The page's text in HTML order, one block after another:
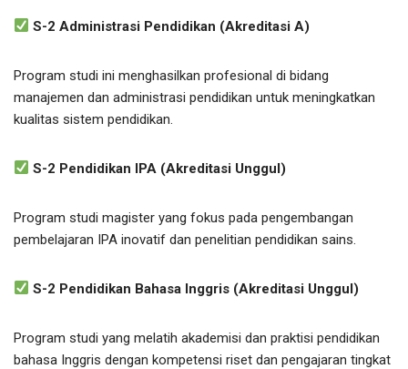
S-2 Administrasi Pendidikan (Akreditasi A)
Program studi ini menghasilkan profesional di bidang
manajemen dan administrasi pendidikan untuk meningkatkan
kualitas sistem pendidikan.
S-2 Pendidikan IPA (Akreditasi Unggul)
Program studi magister yang fokus pada pengembangan
pembelajaran IPA inovatif dan penelitian pendidikan sains.
S-2 Pendidikan Bahasa Inggris (Akreditasi Unggul)
Program studi yang melatih akademisi dan praktisi pendidikan
bahasa Inggris dengan kompetensi riset dan pengajaran tingkat